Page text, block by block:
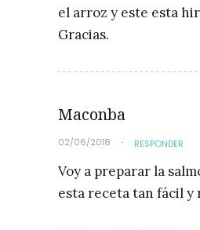
el arroz y este esta
Gracias.
Maconba
02/06/2018 RESPONDER
Voy a preparar la
esta receta tan fácil y